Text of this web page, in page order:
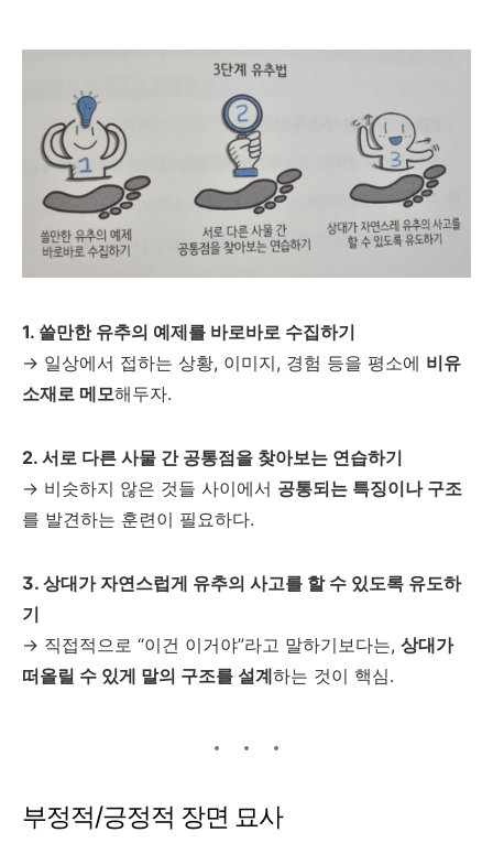
1. 쓸만한 유추의 예제를 바로바로 수집하기
→ 일상에서 접하는 상황, 이미지, 경험 등을 평소에 비유
소재로 메모해두자.
2. 서로 다른 사물 간 공통점을 찾아보는 연습하기
→ 비슷하지 않은 것들 사이에서 공통되는 특징이나 구조
를 발견하는 훈련이 필요하다.
3. 상대가 자연스럽게 유추의 사고를 할 수 있도록 유도하
기
→ 직접적으로 “이건 이거야”라고 말하기보다는, 상대가
떠올릴 수 있게 말의 구조를 설계하는 것이 핵심.
부정적/긍정적 장면 묘사